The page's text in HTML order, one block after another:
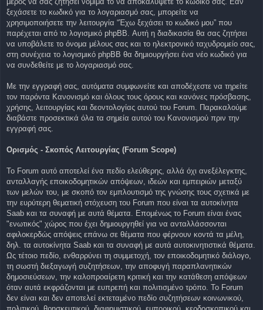
ξεχάσετε το κωδικό για το λογαριασμό σας, μπορείτε να
χρησιμοποιήσετε την λειτουργία “Έχω ξεχάσει το κωδικό μου” που
παρέχεται από το λογισμικό phpBB. Αυτή η διαδικασία θα σας ζητήσει
να υποβάλετε το όνομα μέλους σας και το ηλεκτρονικό ταχυδρομείο σας,
στη συνέχεια το λογισμικό phpBB θα δημιουργήσει ένα νέο κωδικό για
να συνδεθείτε με το λογαριασμό σας.
Με την εγγραφή σας, αυτόματα συμφωνείτε και αποδέχεστε να τηρείτε
τον παρόντα Κανονισμό και όλους τους όρους και κανόνες πρόσβασης,
χρήσης, λειτουργίας και δεοντολογίας αυτού του Forum. Παρακαλούμε
διαβάστε προσεκτικά όλα τα σημεία αυτού του Κανονισμού πριν την
εγγραφή σας.
Ορισμός - Σκοπός Λειτουργίας (Forum Scope)
To Forum αυτό αποτελεί ένα πεδίο ελεύθερης, αλλά όχι ανεξέλεγκτης,
ανταλλαγής εποικοδομητικών απόψεων, ιδεών και εμπειριών μεταξύ
των μελών του, με σκοπό τον εμπλουτισμό της γνώσης τους σχετικά με
την ευρύτερη θεματική στόχευση του Forum που είναι τα αυτοκίνητα
Saab και τα συναφή με αυτά θέματα. Επομένως το Forum είναι ένας
"ενωτικός" χώρος που έχει δημιουργηθεί για να ανταλλάσσονται
αφιλοκερδώς απόψεις επάνω σε θέματα που φέρνουν κοντά τα μέλη,
δηλ. τα αυτοκίνητα Saab και τα συναφή με αυτά αυτοκινητιστικά θέματα.
Ως τέτοιο πεδίο, ενθαρρύνει τη συμμετοχή, τον εποικοδομητικό διάλογο,
τη σωστή διεξαγωγή συζητήσεων, την αποφυγή παραπλανητικών
δημοσιεύσεων, την καλοπροαίρετη κριτική και την κατάθεση απόψεων
όταν αυτά εκφράζονται με ευπρεπή και πολιτισμένο τρόπο. Το Forum
δεν είναι και δεν αποτελεί εκτεταμένο πεδίο συζητήσεων κοινωνικού,